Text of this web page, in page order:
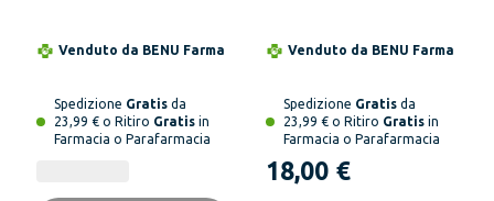
Venduto da BENU Farma
Spedizione Gratis da
23,99 € o Ritiro Gratis in
Farmacia o Parafarmacia
Venduto da BENU Farma
Spedizione Gratis da
23,99 € o Ritiro Gratis in
Farmacia o Parafarmacia
18,00 €